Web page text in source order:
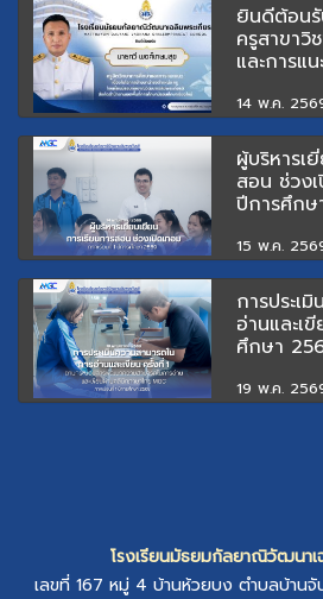
ยินดีต้อน
ครูสาขาวิ
และการแ
14 พ.ค.
ผู้บริหารเ
สอน ช่วง
ปีการศึก
15 พ.ค.
การประเ
อ่านและเ
ศึกษา
19 พ.ค.
โรงเรียนมัธยมกัลยาณิวัฒนาเ
เลขที่ 167 หมู่ 4 บ้านห้วยบง ตำบลบ้านจั